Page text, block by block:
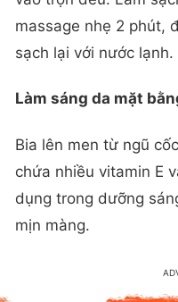
massage nhẹ 2 phút,
sạch lại với nước lạnh.
Làm sáng da mặt
Bia lên men từ ngũ
chứa nhiều vitamin E
dụng trong dưỡng
mịn màng.